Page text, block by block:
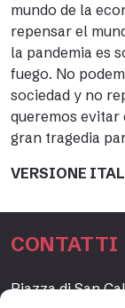
mundo de la
repensar el
la pandemia es
fuego. No
sociedad y no
queremos evitar
gran tragedia
VERSIONE
CONTATTI
Piazza di San